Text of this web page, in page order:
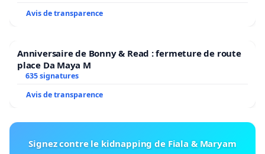
Avis de transparence
Anniversaire de Bonny & Read : fermeture de route
place Da Maya M
635 signatures
Avis de transparence
Signez contre le kidnapping de Fiala & Maryam